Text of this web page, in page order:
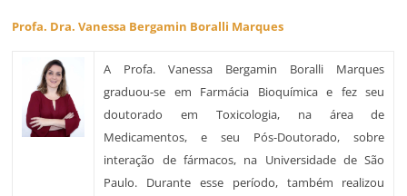
Profa. Dra. Vanessa Bergamin Boralli Marques
A Profa. Vanessa Bergamin Boralli Marques
graduou-se em Farmácia Bioquímica e fez seu
doutorado em Toxicologia, na área de
Medicamentos, e seu Pós-Doutorado, sobre
interação de fármacos, na Universidade de São
Paulo. Durante esse período, também realizou